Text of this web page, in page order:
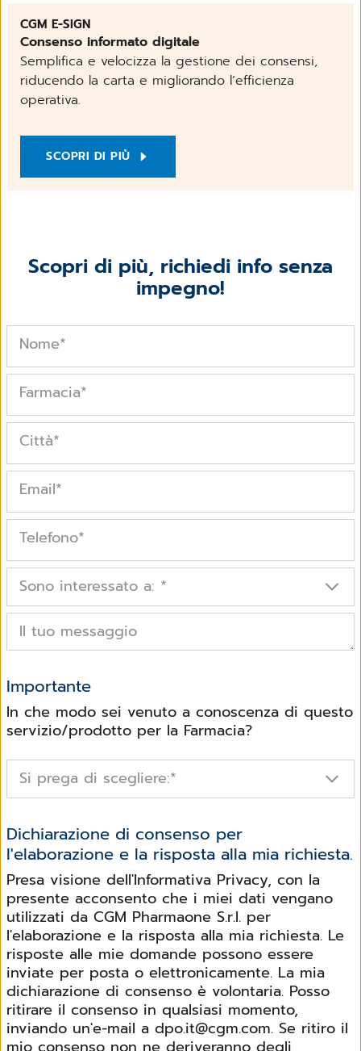
CGM E-SIGN
Consenso informato digitale
Semplifica e velocizza la gestione dei consensi,
riducendo la carta e migliorando l’efficienza
operativa.
SCOPRI DI PIÙ
Scopri di più, richiedi info senza
impegno!
Nome*
Farmacia*
Città*
Email*
Telefono*
Sono interessato a: *
Il tuo messaggio
Importante
In che modo sei venuto a conoscenza di questo
servizio/prodotto per la Farmacia?
Si prega di scegliere:*
Dichiarazione di consenso per
l'elaborazione e la risposta alla mia richiesta.
Presa visione dell'Informativa Privacy, con la
presente acconsento che i miei dati vengano
utilizzati da CGM Pharmaone S.r.l. per
l'elaborazione e la risposta alla mia richiesta. Le
risposte alle mie domande possono essere
inviate per posta o elettronicamente. La mia
dichiarazione di consenso è volontaria. Posso
ritirare il consenso in qualsiasi momento,
inviando un'e-mail a dpo.it@cgm.com. Se ritiro il